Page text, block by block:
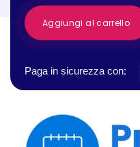
Aggiungi al carrello
Paga in sicurezza con: